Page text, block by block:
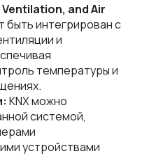
and Air
быть интегрирован с
и
температуры и
KNX можно
системой,
устройствами